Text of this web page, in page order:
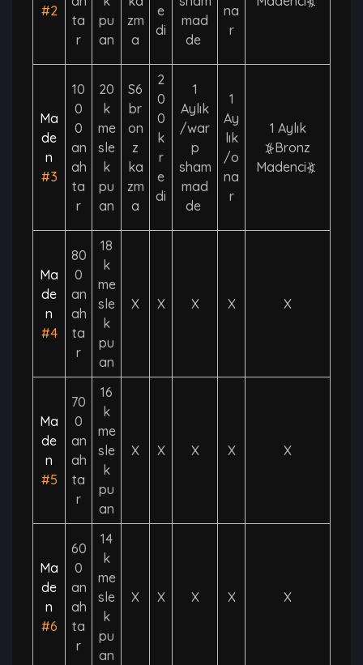
#2
ta
r
pu
an
zm
a
e
di
mad
de
na
r
Ma
de
n
#3
10
0
0
an
ah
ta
r
20
k
me
sle
k
pu
an
S6
br
on
z
ka
zm
a
2
0
0
k
r
e
di
1
Aylık
/war
p
sham
mad
de
1
Ay
lık
/o
na
r
1 Aylık
⦕Bronz
Madenci⦖
Ma
de
n
#4
80
0
an
ah
ta
r
18
k
me
sle
k
pu
an
X X X X X
Ma
de
n
#5
70
0
an
ah
ta
r
16
k
me
sle
k
pu
an
X X X X X
Ma
de
n
#6
60
0
an
ah
ta
r
14
k
me
sle
k
pu
an
X X X X X